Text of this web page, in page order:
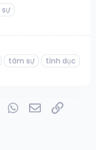
tâm sự
tình dục
Tumblr WhatsApp
EmailLink